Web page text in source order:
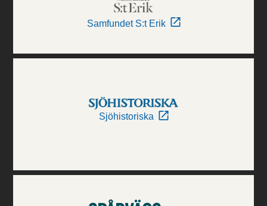
Samfundet S:t Erik
Sjöhistoriska